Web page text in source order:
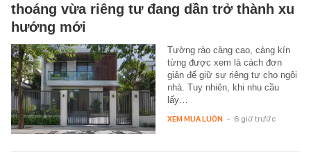
thoáng vừa riêng tư đang dần trở thành xu
hướng mới
Tường rào càng cao, càng kín
từng được xem là cách đơn
giản để giữ sự riêng tư cho ngôi
nhà. Tuy nhiên, khi nhu cầu
lấy…
XEM MUA LUÔN - 6 giờ trước